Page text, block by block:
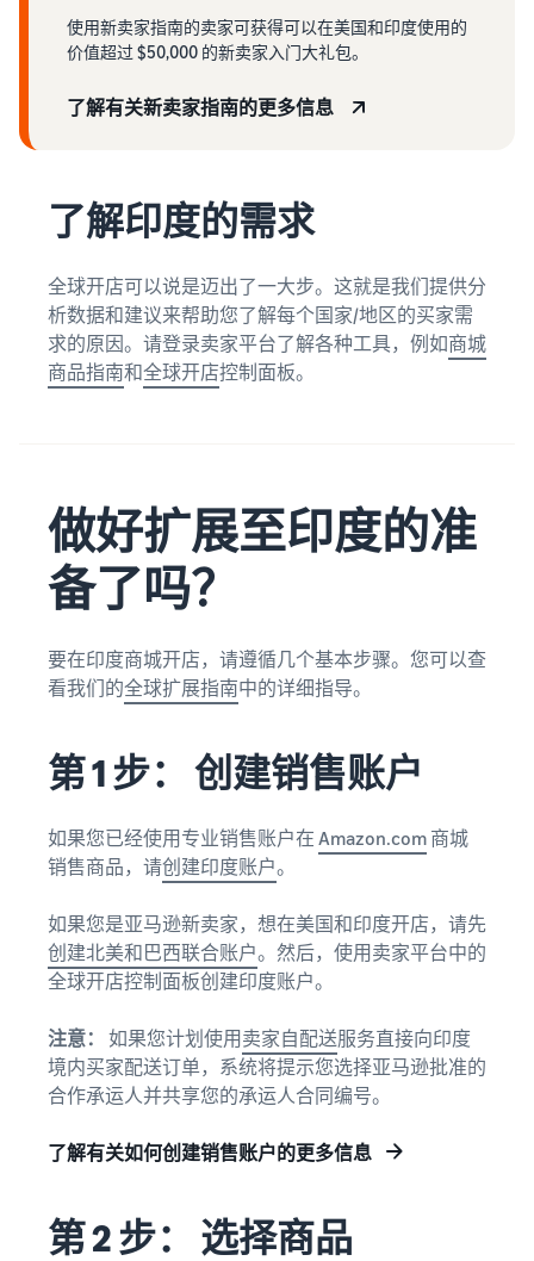
使用新卖家指南的卖家可获得可以在美国和印度使用的
价值超过 $50,000 的新卖家入门大礼包。
了解有关新卖家指南的更多信息
了解印度的需求
全球开店可以说是迈出了一大步。这就是我们提供分
析数据和建议来帮助您了解每个国家/地区的买家需
求的原因。请登录卖家平台了解各种工具，例如商城
商品指南和全球开店控制面板。
做好扩展至印度的准
备了吗？
要在印度商城开店，请遵循几个基本步骤。您可以查
看我们的全球扩展指南中的详细指导。
第 1 步： 创建销售账户
如果您已经使用专业销售账户在 Amazon.com 商城
销售商品，请创建印度账户。
如果您是亚马逊新卖家，想在美国和印度开店，请先
创建北美和巴西联合账户。然后，使用卖家平台中的
全球开店控制面板创建印度账户。
注意： 如果您计划使用卖家自配送服务直接向印度
境内买家配送订单，系统将提示您选择亚马逊批准的
合作承运人并共享您的承运人合同编号。
了解有关如何创建销售账户的更多信息
第 2 步： 选择商品